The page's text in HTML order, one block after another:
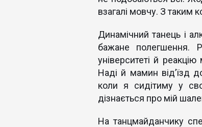
взагалі мовчу. З таким
Динамічний танець і
бажане полегшення.
університеті й
Наді й мамин від’їзд
коли я сидітиму у
дізнається про мій
На танцмайданчику